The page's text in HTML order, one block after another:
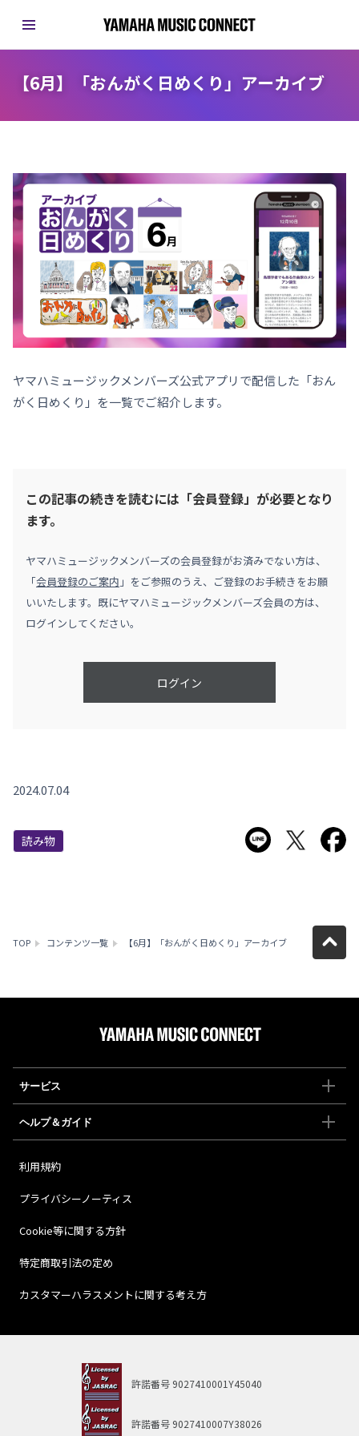
【6月】「おんがく日めくり」アーカイブ
ヤマハミュージックメンバーズ公式アプリで配信した「おん
がく日めくり」を一覧でご紹介します。
この記事の続きを読むには「会員登録」が必要となり
ます。
ヤマハミュージックメンバーズの会員登録がお済みでない方は、
「会員登録のご案内 」をご参照のうえ、ご登録のお手続きをお願
いいたします。既にヤマハミュージックメンバーズ会員の方は、
ログインしてください。
ログイン
2024.07.04
読み物 LINEで送るTwitterで
TOP コンテンツ一覧 【6月】「おんがく日めくり」アーカイブ
サービス
ヘルプ＆ガイド
利用規約
プライバシーノーティス
Cookie等に関する方針
特定商取引法の定め
カスタマーハラスメントに関する考え方
許諾番号 9027410001Y45040
許諾番号 9027410007Y38026